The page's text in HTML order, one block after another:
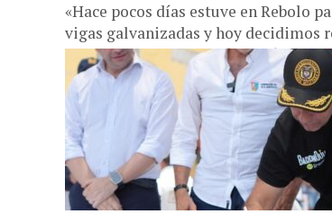
«Hace pocos días estuve en Rebolo
vigas galvanizadas y hoy decidimos
supervisar la instalación y así tapar
por...